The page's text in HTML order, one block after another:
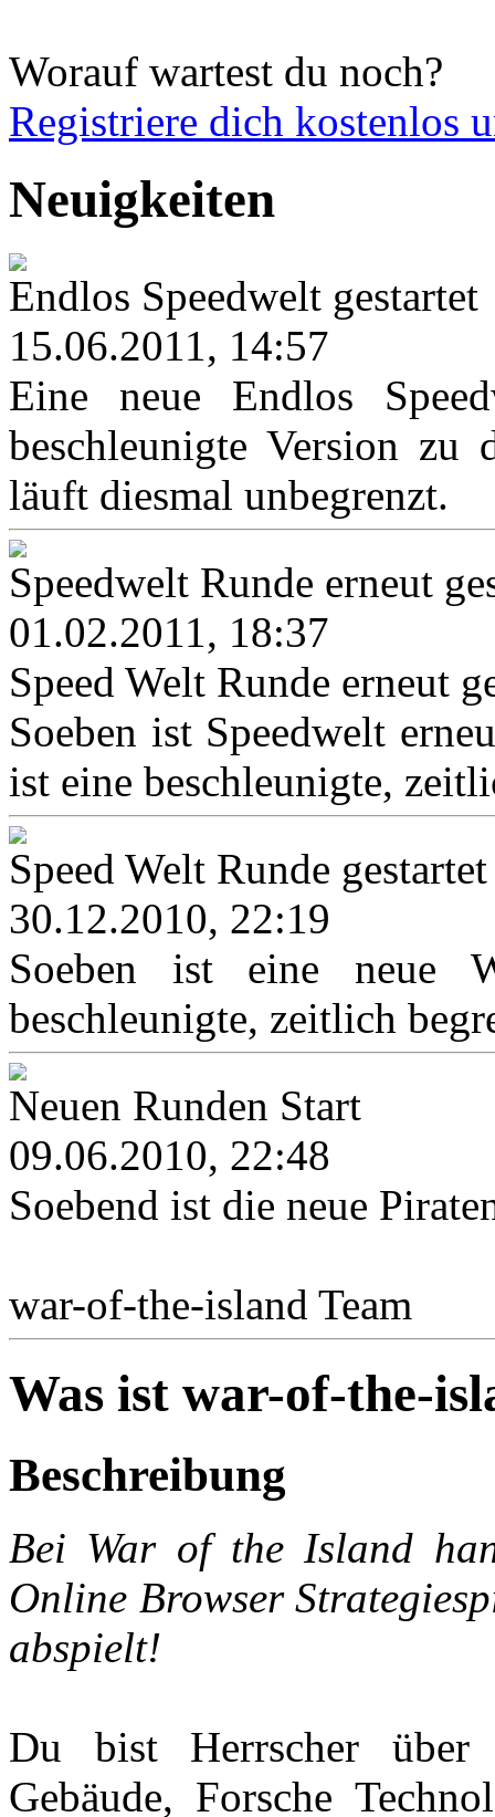
Worauf wartest du noch?
Registriere dich kostenlos
Neuigkeiten
Endlos Speedwelt gestartet
15.06.2011, 14:57
Eine neue Endlos
beschleunigte Version zu
läuft diesmal unbegrenzt.
Speedwelt Runde erneut
01.02.2011, 18:37
Speed Welt Runde erneut
Soeben ist Speedwelt
ist eine beschleunigte,
Speed Welt Runde gestartet
30.12.2010, 22:19
Soeben ist eine neue
beschleunigte, zeitlich
Neuen Runden Start
09.06.2010, 22:48
Soebend ist die neue
war-of-the-island Team
Was ist war-of-the-
Beschreibung
Bei War of the Island
Online Browser
abspielt!
Du bist Herrscher über
Gebäude, Forsche